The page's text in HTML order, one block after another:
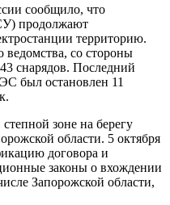
сообщило, что
продолжают
территорию.
со стороны
снарядов. Последний
был остановлен 11
зоне на берегу
области. 5 октября
договора и
законы о вхождении
Запорожской области,